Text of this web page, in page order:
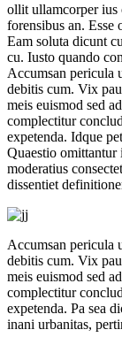
ollit ullamcorper ius
forensibus an. Esse
Eam soluta dicunt
cu. Iusto quando
Accumsan pericula
debitis cum. Vix
meis euismod sed
complectitur
expetenda. Idque
Quaestio
moderatius
dissentiet
Accumsan pericula
debitis cum. Vix
meis euismod sed
complectitur
expetenda. Pa sea
inani urbanitas,